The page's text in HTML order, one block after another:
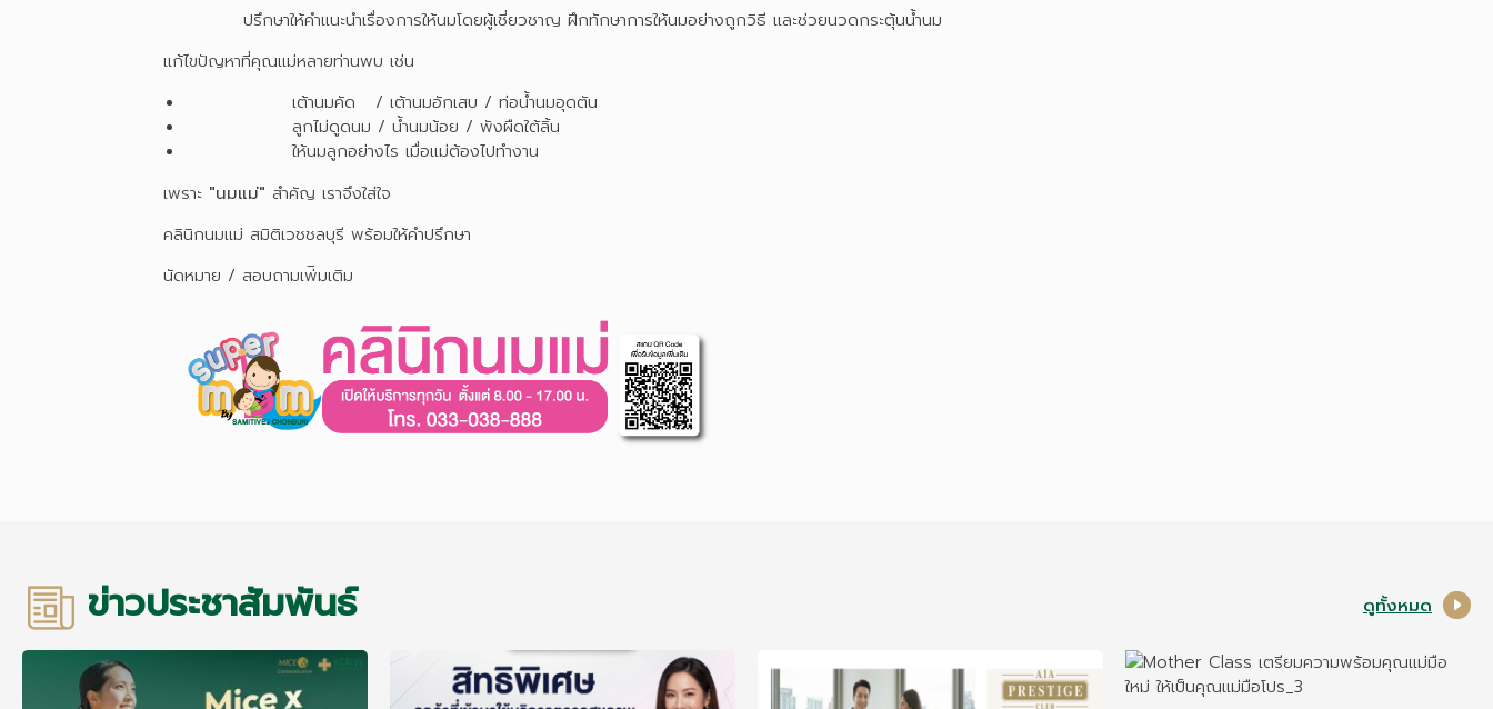
ปรึกษาให้คำแนะนำเรื่องการให้นมโดยผู้เชี่ยวชาญ ฝึกทักษาการให้นมอย่างถูกวิธี และช่วยนวดกระตุ้นน้ำนม
แก้ไขปัญหาที่คุณแม่หลายท่านพบ เช่น
เต้านมคัด / เต้านมอักเสบ / ท่อน้ำนมอุดตัน
ลูกไม่ดูดนม / น้ำนมน้อย / พังผืดใต้ลิ้น
ให้นมลูกอย่างไร เมื่อแม่ต้องไปทำงาน
เพราะ "นมแม่" สำคัญ เราจึงใส่ใจ
คลินิกนมแม่ สมิติเวชชลบุรี พร้อมให้คำปรึกษา
นัดหมาย / สอบถามเพ่ิมเติม
ข่าวประชาสัมพันธ์ ดูทั้งหมด